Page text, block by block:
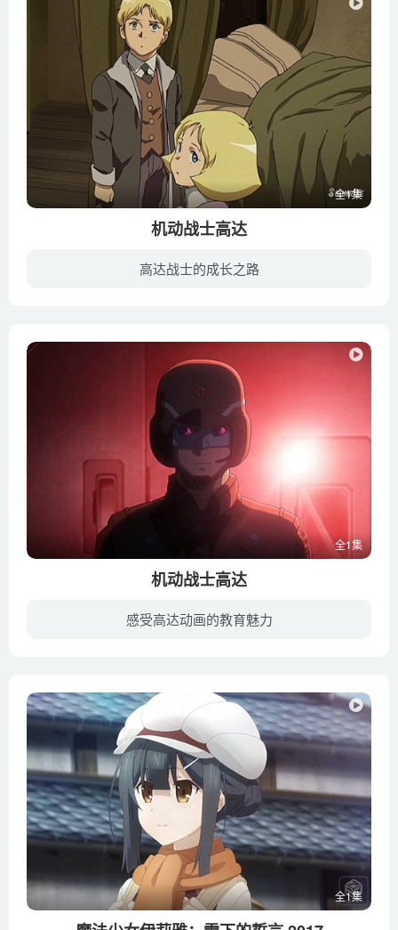
全1集
机动战士高达
高达战士的成长之路
全1集
机动战士高达
感受高达动画的教育魅力
全1集